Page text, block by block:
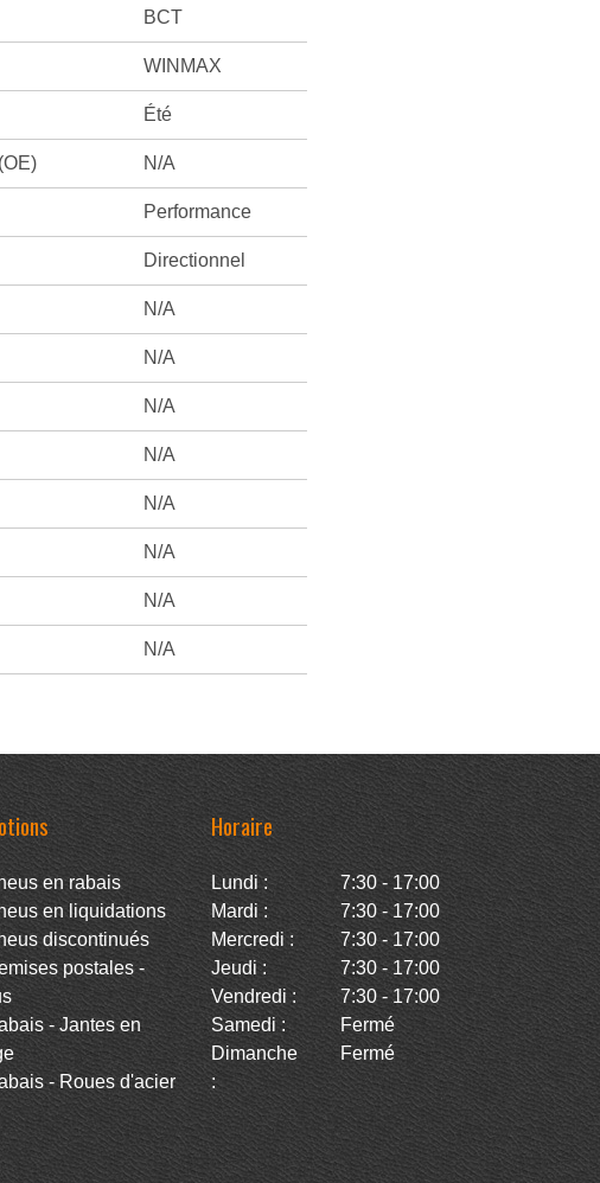
BCT
WINMAX
Été
N/A
Performance
Directionnel
N/A
N/A
N/A
N/A
N/A
N/A
N/A
N/A
en rabais
en liquidations
discontinués
postales -
- Jantes en
- Roues d'acier
Horaire
Lundi :
7:30 - 17:00
Mardi :
7:30 - 17:00
Mercredi :
7:30 - 17:00
Jeudi :
7:30 - 17:00
Vendredi :
7:30 - 17:00
Samedi :
Fermé
Dimanche
:
Fermé